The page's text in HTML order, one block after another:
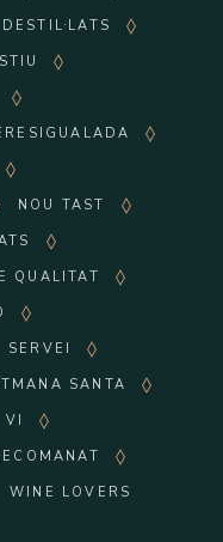
DESTIL·LATS
NOU TAST
QUALITAT
SERVEI
SANTA
VI
WINE LOVERS